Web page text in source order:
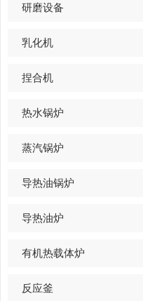
研磨设备
乳化机
捏合机
热水锅炉
蒸汽锅炉
导热油锅炉
导热油炉
有机热载体炉
反应釜